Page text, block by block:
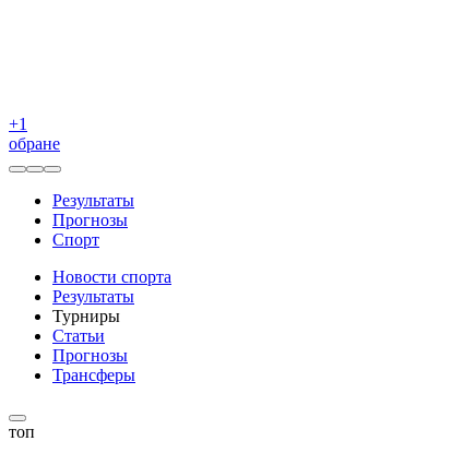
+1
обране
Результаты
Прогнозы
Спорт
Новости спорта
Результаты
Турниры
Статьи
Прогнозы
Трансферы
топ